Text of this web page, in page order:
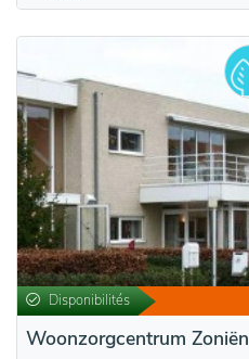
Disponibilités
Woonzorgcentrum Zoniën